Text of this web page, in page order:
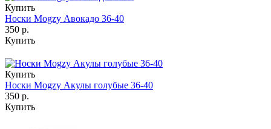
Купить
Носки Mogzy Авокадо 36-40
350 р.
Купить
Купить
Носки Mogzy Акулы голубые 36-40
350 р.
Купить